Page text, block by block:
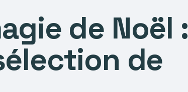
de Noël :
de